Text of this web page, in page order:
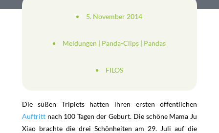
5. November 2014
Meldungen | Panda-Clips | Pandas
FILOS
Die süßen Triplets hatten ihren ersten öffentlichen
Auftrittnach 100 Tagen der Geburt. Die schöne Mama Ju
Xiao brachte die drei Schönheiten am 29. Juli auf die